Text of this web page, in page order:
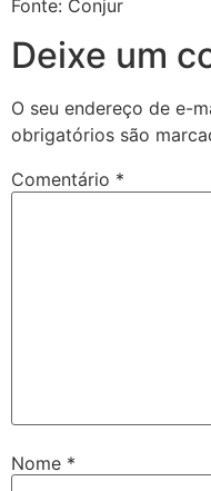
Fonte: Conjur
Deixe um
O seu endereço de e-
obrigatórios são
Comentário *
Nome *